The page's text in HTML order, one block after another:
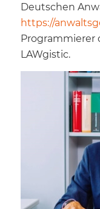
Deutschen
https://
Programmierer
LAWgistic.